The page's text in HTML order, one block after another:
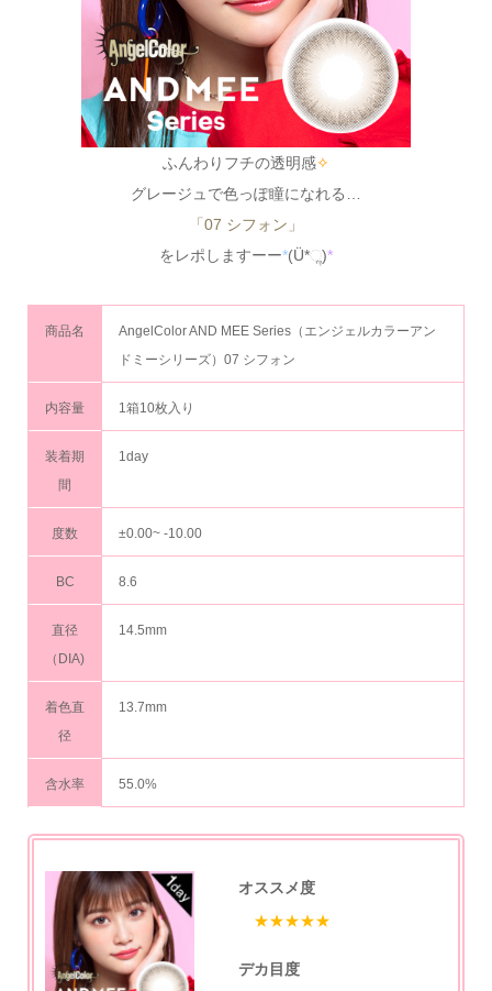
ふんわりフチの透明感✧
グレージュで色っぽ瞳になれる…
「07 シフォン」
をレポしますーー*(Ü*ૢ)*
商品名
AngelColor AND MEE Series（エンジェルカラーアン
ドミーシリーズ）07 シフォン
内容量 1箱10枚入り
装着期
間
1day
度数 ±0.00~ -10.00
BC 8.6
直径
（DIA)
14.5mm
着色直
径
13.7mm
含水率 55.0%
オススメ度
★★★★★
デカ目度